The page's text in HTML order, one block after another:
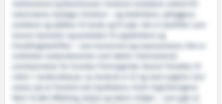
veterinærer, biologer, forskere – og elektrikere, rørleggere,
snekkere og sjåfører til lands og til sjøs. Det er bedrifter som
leverer tjenester og produkter til oppdrettere og
foredlingsbedrifter – som konsernet jeg representerer. Det er
anerkjennelse for hvordan fremragende råvarer foredles til
retter i verdensklasse. Ja; havbruk er til og med ungdom som
satser på en framtid som kystfiskere, fordi ringvirkningene
fører til økt tilflytting, bolyst og større miljøer – som gjør at